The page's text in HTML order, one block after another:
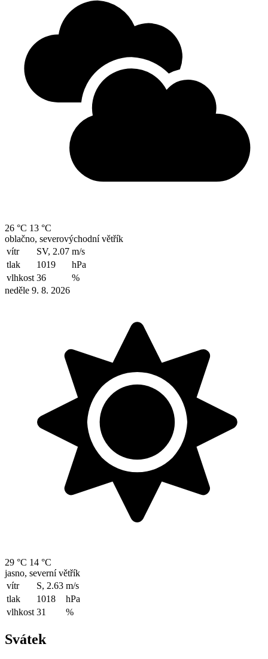
26 °C 13 °C
oblačno, severovýchodní větřík
vítr
SV, 2.07 m/s
tlak
1019
hPa
vlhkost 36
%
neděle 9. 8. 2026
29 °C 14 °C
jasno, severní větřík
vítr
S, 2.63 m/s
tlak
1018
hPa
vlhkost 31 %
Svátek